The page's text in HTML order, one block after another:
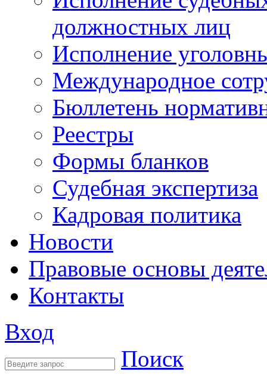
должностных лиц
Исполнение
Международное
Бюллетень
Реестры
Формы бланков
Судебная экспертиза
Кадровая политика
Новости
Правовые основы
Контакты
Вход
Поиск